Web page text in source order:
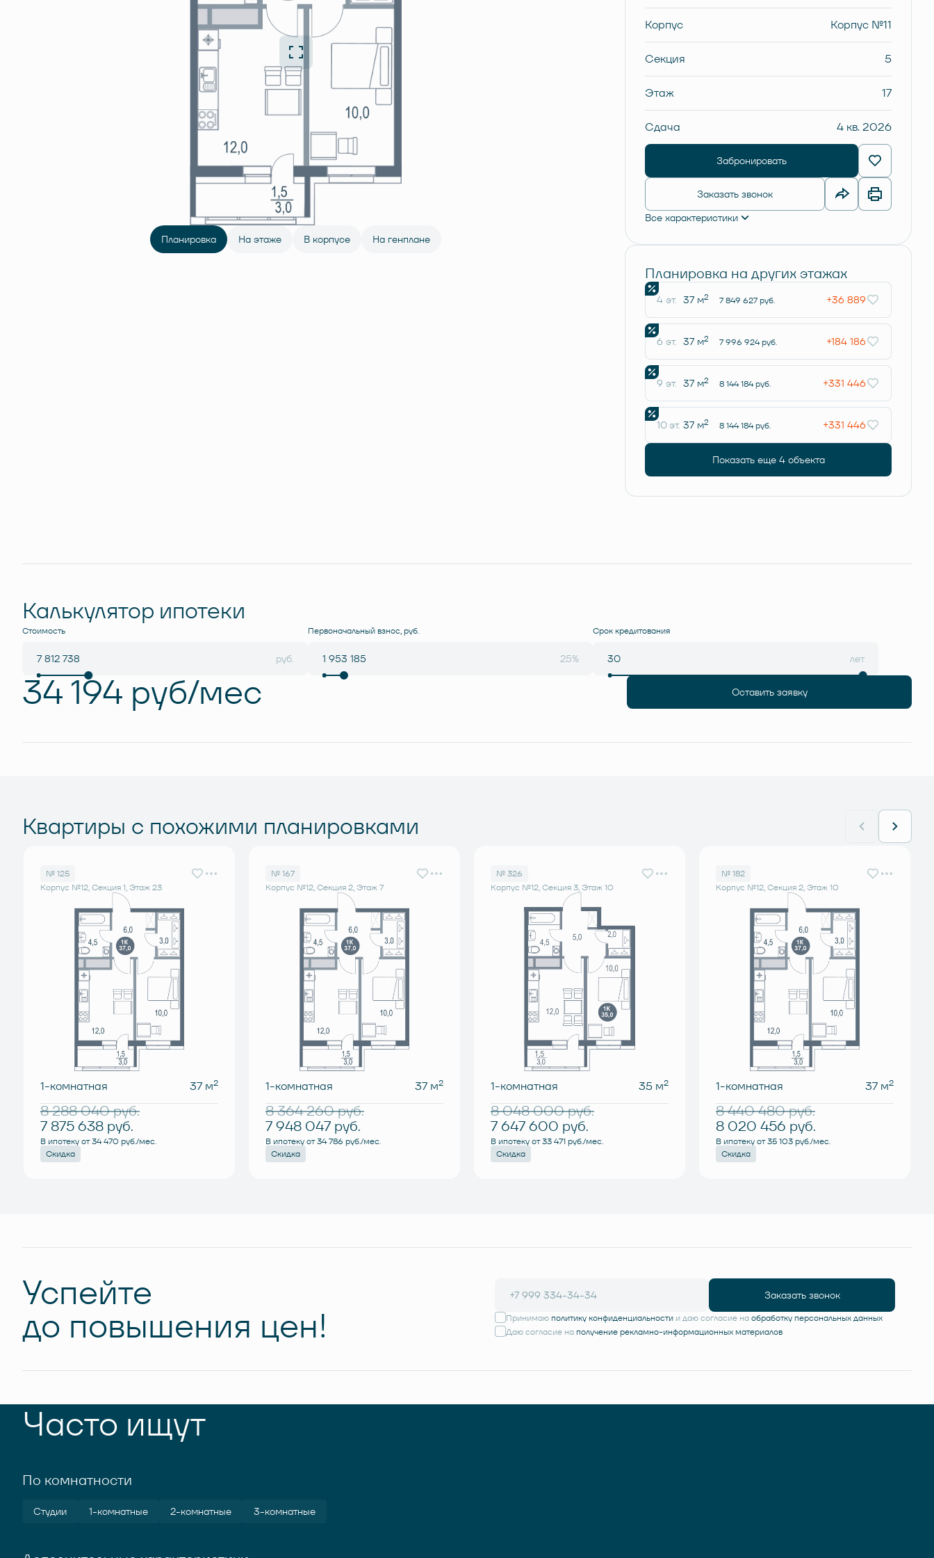
Планировка На этаже В корпусе На генплане
Корпус Корпус №11
Секция 5
Этаж 17
Сдача 4 кв. 2026
Забронировать
Заказать звонок
Все характеристики
Планировка на других этажах
4 эт. 37 м2 7 849 627 руб. +36 889
6 эт. 37 м2 7 996 924 руб. +184 186
9 эт. 37 м2 8 144 184 руб. +331 446
10 эт. 37 м2 8 144 184 руб. +331 446
Показать еще 4 объектa
Калькулятор ипотеки
Стоимость
руб.
Первоначальный взнос, руб.
25%
Срок кредитования
лет
34 194 руб/мес Оставить заявку
Квартиры с похожими планировками
№ 125
Корпус №12, Секция 1, Этаж 23
1-комнатная 37 м2
8 288 040руб.
7 875 638 руб.
В ипотеку от 34 470 руб./мес.
Скидка
№ 167
Корпус №12, Секция 2, Этаж 7
1-комнатная 37 м2
8 364 260руб.
7 948 047 руб.
В ипотеку от 34 786 руб./мес.
Скидка
№ 326
Корпус №12, Секция 3, Этаж 10
1-комнатная 35 м2
8 048 000руб.
7 647 600 руб.
В ипотеку от 33 471 руб./мес.
Скидка
№ 182
Корпус №12, Секция 2, Этаж 10
1-комнатная 37 м2
8 440 480руб.
8 020 456 руб.
В ипотеку от 35 103 руб./мес.
Скидка
Успейте
до повышения цен!
Заказать звонок
Принимаю политику конфиденциальностии даю согласие на обработку персональных данных
Даю согласие на получение рекламно-информационных материалов
Часто ищут
По комнатности
Студии 1-комнатные 2-комнатные 3-комнатные